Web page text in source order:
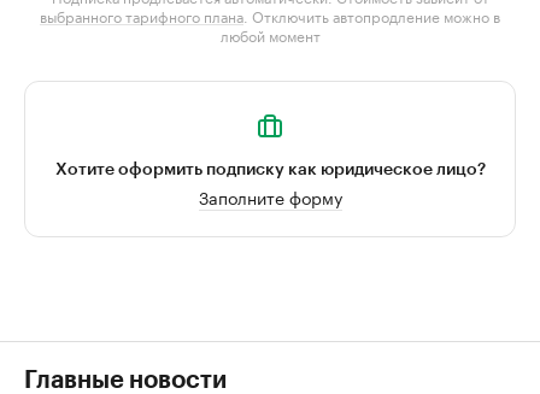
выбранного тарифного плана . Отключить автопродление можно в
любой момент
Хотите оформить подписку как юридическое лицо?
Заполните форму
Главные новости